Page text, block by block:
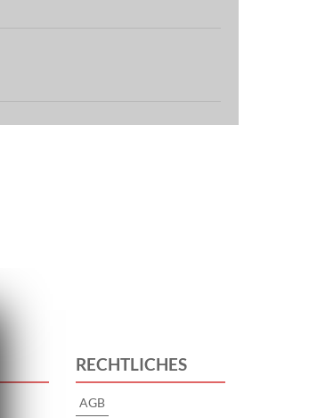
RECHTLICHES
AGB